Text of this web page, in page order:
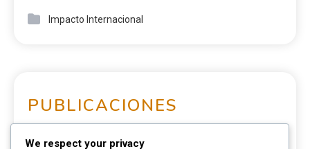
Impacto Internacional
PUBLICACIONES
RECIENTES
We respect your privacy